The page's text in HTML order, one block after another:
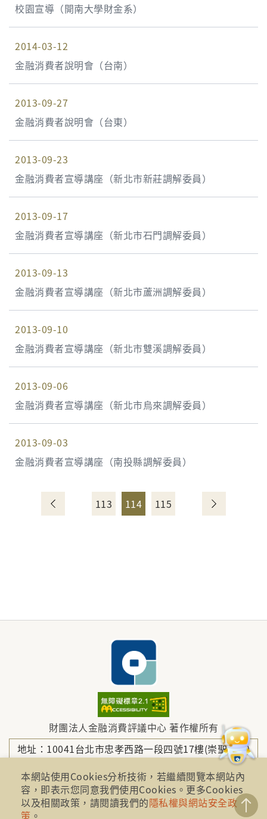
校園宣導（開南大學財金系）
2014-03-12
金融消費者說明會（台南）
2013-09-27
金融消費者說明會（台東）
2013-09-23
金融消費者宣導講座（新北市新莊調解委員）
2013-09-17
金融消費者宣導講座（新北市石門調解委員）
2013-09-13
金融消費者宣導講座（新北市蘆洲調解委員）
2013-09-10
金融消費者宣導講座（新北市雙溪調解委員）
2013-09-06
金融消費者宣導講座（新北市烏來調解委員）
2013-09-03
金融消費者宣導講座（南投縣調解委員）
113 114 115
財團法人金融消費評議中心 著作權所有
地址：10041台北市忠孝西路一段四號17樓(崇聖大樓)
電話：886-2-2316-1288
本網站使用Cookies分析技術，若繼續閱覽本網站內
容，即表示您同意我們使用Cookies。更多Cookies
以及相關政策，請閱讀我們的隱私權與網站安全政
策 。